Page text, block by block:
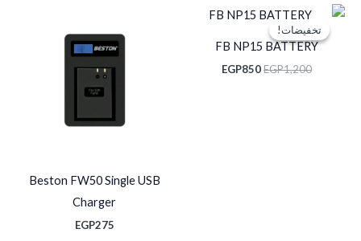
تخفيضات!
تخفيضات!
FB NP15 BATTERY
EGP1,200
السعر
الأصلي
EGP1,200.
EGP850
السعر
الحالي
EGP850.
Beston FW50 Single USB
Charger
EGP275